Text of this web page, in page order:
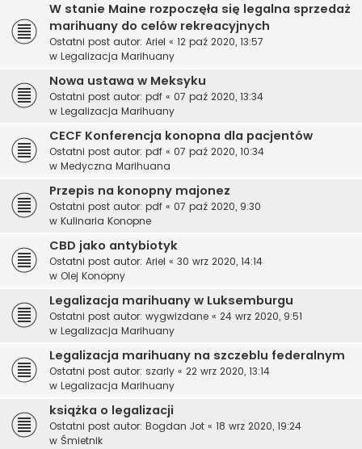
W stanie Maine rozpoczęła się legalna sprzedaż
marihuany do celów rekreacyjnych
Ostatni post autor: Ariel « 12 paź 2020, 13:57
w Legalizacja Marihuany
Nowa ustawa w Meksyku
Ostatni post autor: pdf « 07 paź 2020, 13:34
w Legalizacja Marihuany
CECF Konferencja konopna dla pacjentów
Ostatni post autor: pdf « 07 paź 2020, 10:34
w Medyczna Marihuana
Przepis na konopny majonez
Ostatni post autor: pdf « 07 paź 2020, 9:30
w Kulinaria Konopne
CBD jako antybiotyk
Ostatni post autor: Ariel « 30 wrz 2020, 14:14
w Olej Konopny
Legalizacja marihuany w Luksemburgu
Ostatni post autor: wygwizdane « 24 wrz 2020, 9:51
w Legalizacja Marihuany
Legalizacja marihuany na szczeblu federalnym
Ostatni post autor: szarly « 22 wrz 2020, 13:14
w Legalizacja Marihuany
książka o legalizacji
Ostatni post autor: Bogdan Jot « 18 wrz 2020, 19:24
w Śmietnik